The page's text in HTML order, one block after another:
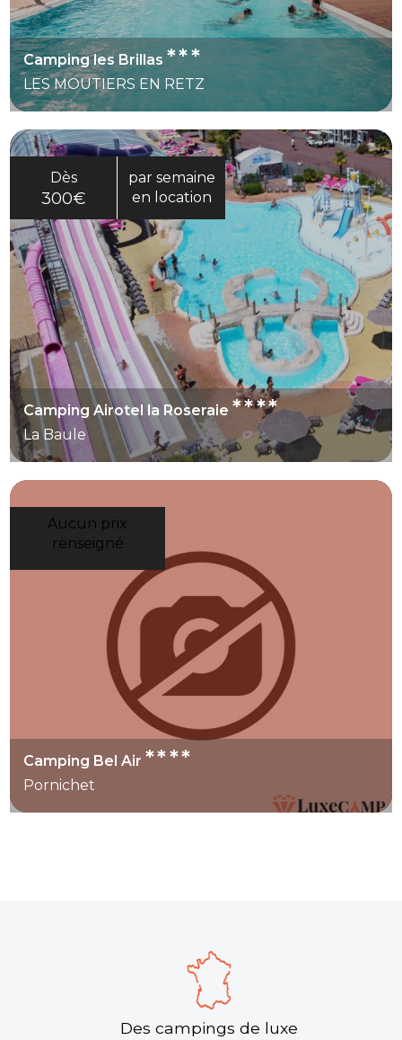
Camping les Brillas***
LES MOUTIERS EN RETZ
Dès
300€
par semaine
en location
Camping Airotel la Roseraie****
La Baule
Aucun prix
renseigné
Camping Bel Air****
Pornichet
Des campings de luxe